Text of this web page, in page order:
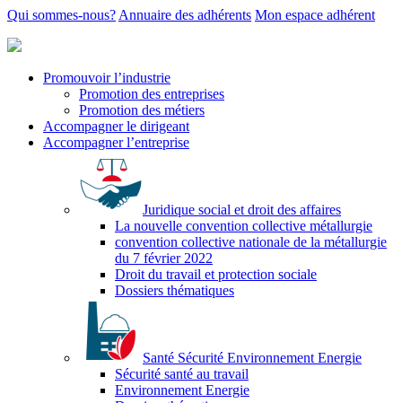
Qui sommes-nous? Annuaire des adhérents Mon espace adhérent
Promouvoir l’industrie
Promotion des entreprises
Promotion des métiers
Accompagner le dirigeant
Accompagner l’entreprise
Juridique social et droit des affaires
La nouvelle convention collective métallurgie
convention collective nationale de la métallurgie
du 7 février 2022
Droit du travail et protection sociale
Dossiers thématiques
Santé Sécurité Environnement Energie
Sécurité santé au travail
Environnement Energie